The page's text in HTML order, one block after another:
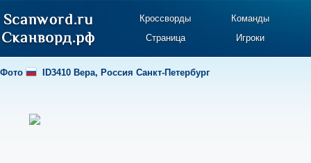
Кроссворды
Команды
Страница
Игроки
Фото ID3410 Вера, Россия Санкт-Петербург